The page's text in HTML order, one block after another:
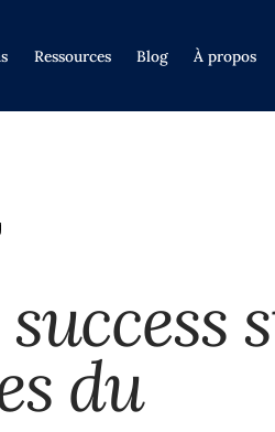
Ressources Blog À propos
du